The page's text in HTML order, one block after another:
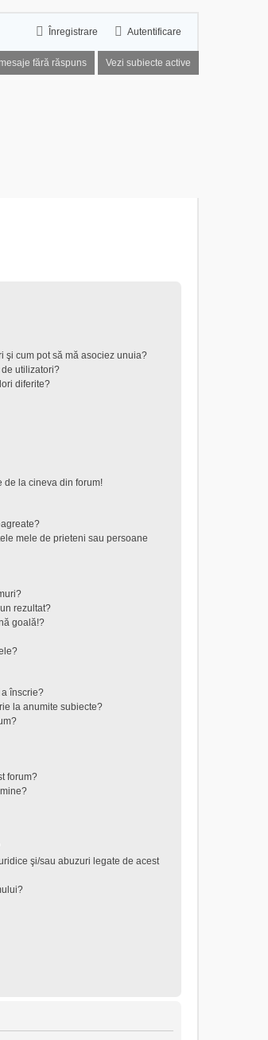
Autentificare
Înregistrare
fără răspuns Vezi subiecte active
şi cum pot să mă asociez unuia?
utilizatori?
diferite?
de la cineva din forum!
mele de prieteni sau persoane
rezultat?
goală!?
înscrie?
la anumite subiecte?
forum?
şi/sau abuzuri legate de acest